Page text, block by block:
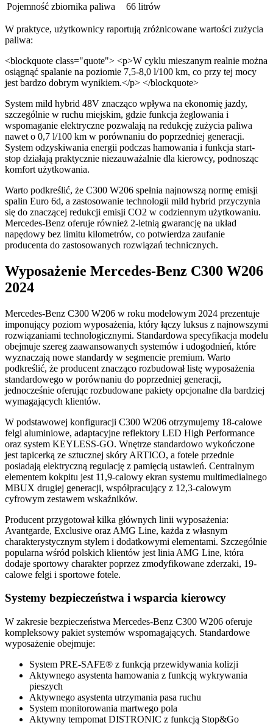
Pojemność zbiornika paliwa
66 litrów
W praktyce, użytkownicy raportują zróżnicowane wartości zużycia
paliwa:
<blockquote class="quote"> <p>W cyklu mieszanym realnie można
osiągnąć spalanie na poziomie 7,5-8,0 l/100 km, co przy tej mocy
jest bardzo dobrym wynikiem.</p> </blockquote>
System mild hybrid 48V znacząco wpływa na ekonomię jazdy,
szczególnie w ruchu miejskim, gdzie funkcja żeglowania i
wspomaganie elektryczne pozwalają na redukcję zużycia paliwa
nawet o 0,7 l/100 km w porównaniu do poprzedniej generacji.
System odzyskiwania energii podczas hamowania i funkcja start-
stop działają praktycznie niezauważalnie dla kierowcy, podnosząc
komfort użytkowania.
Warto podkreślić, że C300 W206 spełnia najnowszą normę emisji
spalin Euro 6d, a zastosowanie technologii mild hybrid przyczynia
się do znaczącej redukcji emisji CO2 w codziennym użytkowaniu.
Mercedes-Benz oferuje również 2-letnią gwarancję na układ
napędowy bez limitu kilometrów, co potwierdza zaufanie
producenta do zastosowanych rozwiązań technicznych.
Wyposażenie Mercedes-Benz C300 W206
2024
Mercedes-Benz C300 W206 w roku modelowym 2024 prezentuje
imponujący poziom wyposażenia, który łączy luksus z najnowszymi
rozwiązaniami technologicznymi. Standardowa specyfikacja modelu
obejmuje szereg zaawansowanych systemów i udogodnień, które
wyznaczają nowe standardy w segmencie premium. Warto
podkreślić, że producent znacząco rozbudował listę wyposażenia
standardowego w porównaniu do poprzedniej generacji,
jednocześnie oferując rozbudowane pakiety opcjonalne dla bardziej
wymagających klientów.
W podstawowej konfiguracji C300 W206 otrzymujemy 18-calowe
felgi aluminiowe, adaptacyjne reflektory LED High Performance
oraz system KEYLESS-GO. Wnętrze standardowo wykończone
jest tapicerką ze sztucznej skóry ARTICO, a fotele przednie
posiadają elektryczną regulację z pamięcią ustawień. Centralnym
elementem kokpitu jest 11,9-calowy ekran systemu multimedialnego
MBUX drugiej generacji, współpracujący z 12,3-calowym
cyfrowym zestawem wskaźników.
Producent przygotował kilka głównych linii wyposażenia:
Avantgarde, Exclusive oraz AMG Line, każda z własnym
charakterystycznym stylem i dodatkowymi elementami. Szczególnie
popularna wśród polskich klientów jest linia AMG Line, która
dodaje sportowy charakter poprzez zmodyfikowane zderzaki, 19-
calowe felgi i sportowe fotele.
Systemy bezpieczeństwa i wsparcia kierowcy
W zakresie bezpieczeństwa Mercedes-Benz C300 W206 oferuje
kompleksowy pakiet systemów wspomagających. Standardowe
wyposażenie obejmuje:
System PRE-SAFE® z funkcją przewidywania kolizji
Aktywnego asystenta hamowania z funkcją wykrywania
pieszych
Aktywnego asystenta utrzymania pasa ruchu
System monitorowania martwego pola
Aktywny tempomat DISTRONIC z funkcją Stop&Go